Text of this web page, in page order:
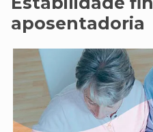
aposentadoria